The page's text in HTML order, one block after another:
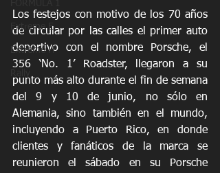
Extreme E
Extreme H
Los festejos con motivo de los 70 años
de circular por las calles el primer auto
deportivo con el nombre Porsche, el
356 ‘No. 1’ Roadster, llegaron a su
punto más alto durante el fin de semana
del 9 y 10 de junio, no sólo en
Alemania, sino también en el mundo,
incluyendo a Puerto Rico, en donde
clientes y fanáticos de la marca se
reunieron el sábado en su Porsche